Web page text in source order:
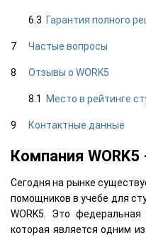
Гарантия полного
Частые вопросы
Отзывы о WORK5
Место в рейтинге
Контактные данные
Компания
Сегодня на рынке
помощников в учебе для
WORK5. Это федеральная
которая является одним